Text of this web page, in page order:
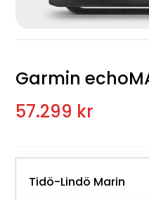
Garmin
57.299 kr
Tidö-Lindö Marin